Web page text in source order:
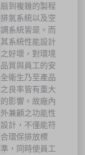
扇到複雜的製程
排氣系統以及空
調系統皆是。而
其系統性能設計
之好壞，對環境
品質與員工的安
全衛生乃至產品
之良率皆有重大
的影響。故廠內
外兼顧之功能性
設計，不僅能符
合環保排放標
準，同時使員工